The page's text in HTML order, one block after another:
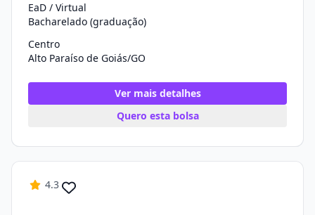
EaD / Virtual
Bacharelado (graduação)
Centro
Alto Paraíso de Goiás/GO
Ver mais detalhes
Quero esta bolsa
4.3